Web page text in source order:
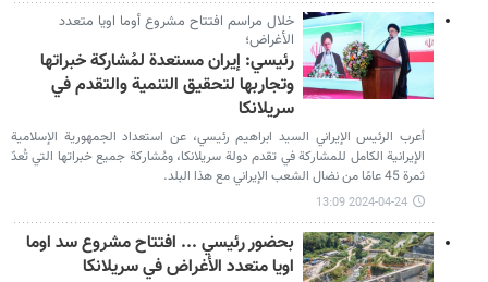
خلال مراسم افتتاح مشروع أوما اويا متعدد
الأغراض؛
رئيسي: إيران مستعدة لمُشاركة خبراتها
وتجاربها لتحقيق التنمية والتقدم في
سريلانكا
أعرب الرئيس الإيراني السيد ابراهيم رئيسي، عن استعداد الجمهورية الإسلامية
الإيرانية الكامل للمشاركة في تقدم دولة سريلانكا، ومُشاركة جميع خبراتها التي تُعدّ
ثمرة 45 عامًا من نضال الشعب الإيراني مع هذا البلد.
2024-04-24 13:09
بحضور رئيسي ... افتتاح مشروع سد اوما
اويا متعدد الأغراض في سريلانكا